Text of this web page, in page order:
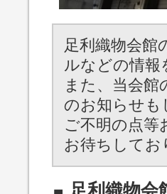
足利織物会館
ルなどの情報
また、当会館
のお知らせも
ご不明の点等
お待ちしてお
足利織物会